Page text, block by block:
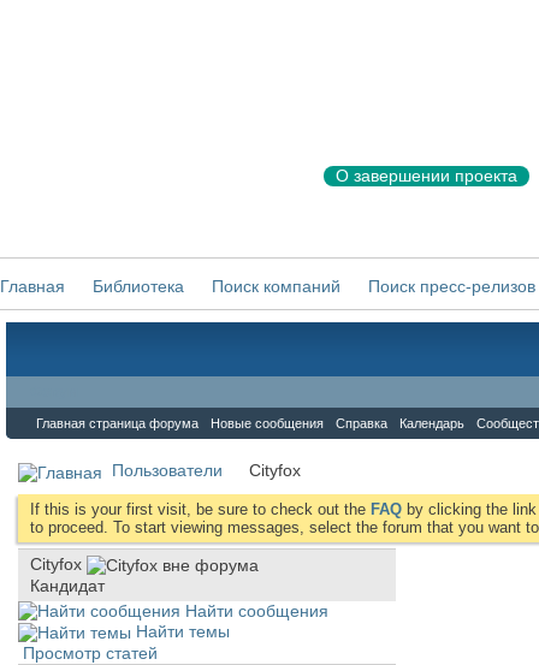
О завершении проекта
Главная Библиотека Поиск компаний Поиск пресс-релизов
Главная страница форума Новые сообщения Справка Календарь
Пользователи Cityfox
If this is your first visit, be sure to check out the FAQ by clicking the
to proceed. To start viewing messages, select the forum that you want
Cityfox
Кандидат
Найти сообщения
Найти темы
Просмотр статей